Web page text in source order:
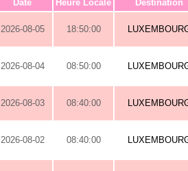
Date Heure Locale Destination
2026-08-05 18:50:00
2026-08-04 08:50:00
2026-08-03 08:40:00
2026-08-02 08:40:00